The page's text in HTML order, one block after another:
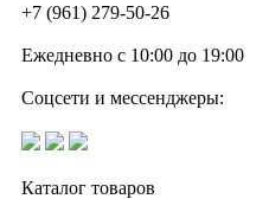
+7 (961) 279-50-26
Ежедневно с 10:00 до 19:00
Соцсети и мессенджеры:
Каталог товаров